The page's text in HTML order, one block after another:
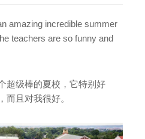
amazing incredible summer
teachers are so funny and
超级棒的夏校，它特别好
而且对我很好。